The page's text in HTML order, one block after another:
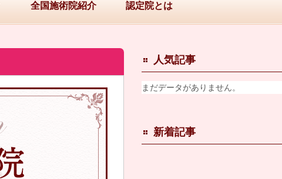
全国施術院紹介 認定院とは
人気記事
まだデータがありません。
新着記事